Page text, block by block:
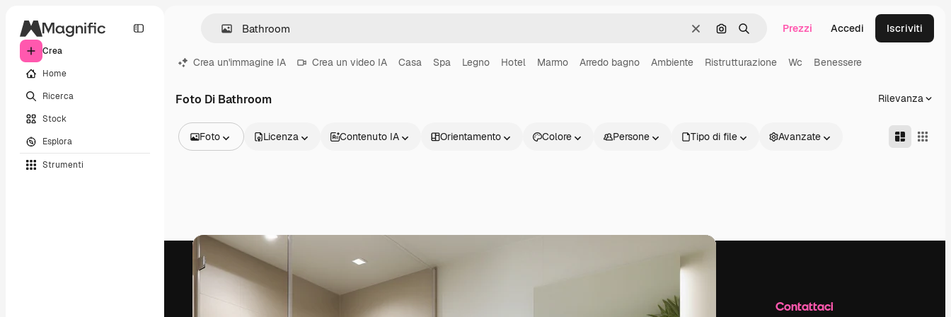
Crea
Home
Ricerca
Stock
Esplora
Strumenti
CancellaCerca per immagine
Ricerca Prezzi Accedi Iscriviti
Crea un'immagine IA Crea un video IA Casa Spa Legno Hotel Marmo Arredo bagno Ambiente Ristrutturazione Wc Benessere
Foto Di Bathroom Rilevanza
Foto
Video
Clip video
Motion graphic
Modelli di video
Licenza Contenuto IA Orientamento Colore Persone Tipo di file Avanzate
Azienda Contattaci